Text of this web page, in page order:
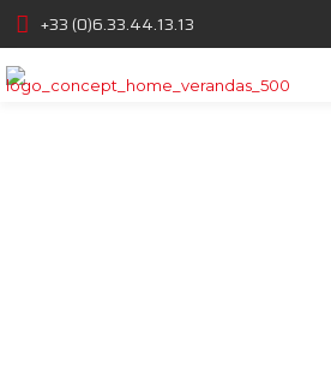
+33 (0)6.33.44.13.13